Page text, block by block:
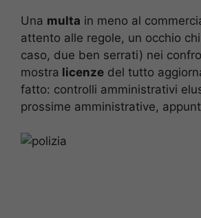
Una multa in meno al
attento alle regole, un occhio
caso, due ben serrati) nei
mostra licenze del tutto
fatto: controlli amministrativi
prossime amministrative,